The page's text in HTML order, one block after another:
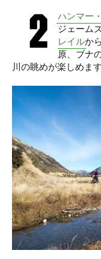
ハンマー
ジェーム
レイルか
原、ブナ
川の眺めが楽しめます